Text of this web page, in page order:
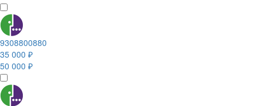
9308800880
35 000 ₽
50 000 ₽